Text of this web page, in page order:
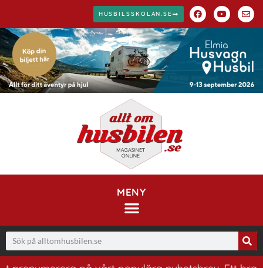
HUSBILSSKOLAN.SE
MENY